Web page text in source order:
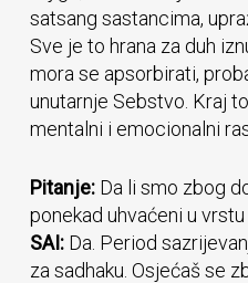
satsang sastancima,
Sve je to hrana za duh
mora se apsorbirati,
unutarnje Sebstvo. Kraj
mentalni i emocionalni
Pitanje:Da li smo zbog
ponekad uhvaćeni u
SAI:Da. Period
za sadhaku. Osjećaš se